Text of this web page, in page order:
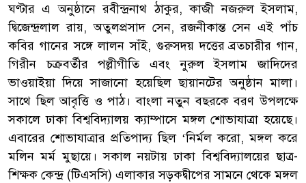
ঘণ্টার এ অনুষ্ঠানে রবীন্দ্রনাথ ঠাকুর, কাজী নজরুল ইসলাম,
দ্বিজেন্দ্রলাল রায়, অতুলপ্রসাদ সেন, রজনীকান্ত সেন এই পাঁচ
কবির গানের সঙ্গে লালন সাঁই, গুরুসদয় দত্তের ব্রতচারীর গান,
গিরীন চক্রবর্তীর পল্লীগীতি এবং নুরুল ইসলাম জাদিদের
ভাওয়াইয়া দিয়ে সাজানো হয়েছিল ছায়ানটের অনুষ্ঠান মালা।
সাথে ছিল আবৃত্তি ও পাঠ। বাংলা নতুন বছরকে বরণ উপলক্ষে
সকালে ঢাকা বিশ্ববিদ্যালয় ক্যাম্পাসে মঙ্গল শোভাযাত্রা হয়েছে।
এবারের শোভাযাত্রার প্রতিপাদ্য ছিল ‘নির্মল করো, মঙ্গল করে
মলিন মর্ম মুছায়ে। সকাল নয়টায় ঢাকা বিশ্ববিদ্যালয়ের ছাত্র-
শিক্ষক কেন্দ্র (টিএসসি) এলাকার সড়কদ্বীপের সামনে থেকে মঙ্গল